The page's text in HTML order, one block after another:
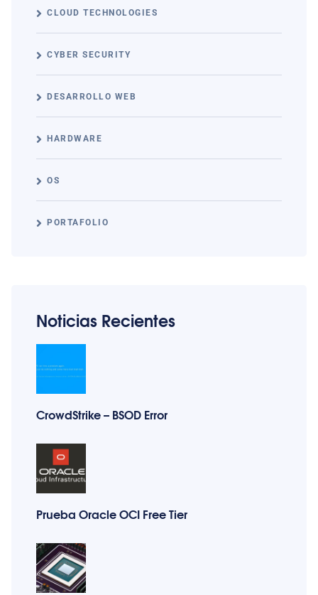
CLOUD TECHNOLOGIES
CYBER SECURITY
DESARROLLO WEB
HARDWARE
OS
PORTAFOLIO
Noticias Recientes
CrowdStrike – BSOD Error
Prueba Oracle OCI Free Tier